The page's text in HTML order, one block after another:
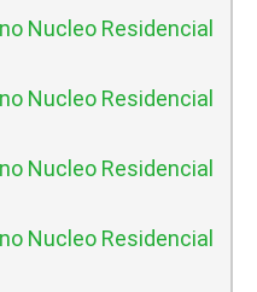
Nucleo Residencial
Nucleo Residencial
Nucleo Residencial
Nucleo Residencial